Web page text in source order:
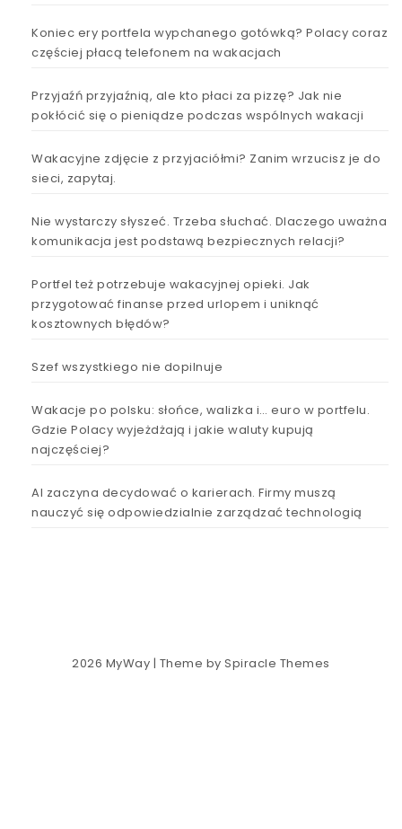
Koniec ery portfela wypchanego gotówką? Polacy coraz
częściej płacą telefonem na wakacjach
Przyjaźń przyjaźnią, ale kto płaci za pizzę? Jak nie
pokłócić się o pieniądze podczas wspólnych wakacji
Wakacyjne zdjęcie z przyjaciółmi? Zanim wrzucisz je do
sieci, zapytaj.
Nie wystarczy słyszeć. Trzeba słuchać. Dlaczego uważna
komunikacja jest podstawą bezpiecznych relacji?
Portfel też potrzebuje wakacyjnej opieki. Jak
przygotować finanse przed urlopem i uniknąć
kosztownych błędów?
Szef wszystkiego nie dopilnuje
Wakacje po polsku: słońce, walizka i… euro w portfelu.
Gdzie Polacy wyjeżdżają i jakie waluty kupują
najczęściej?
AI zaczyna decydować o karierach. Firmy muszą
nauczyć się odpowiedzialnie zarządzać technologią
2026 MyWay | Theme bySpiracle Themes